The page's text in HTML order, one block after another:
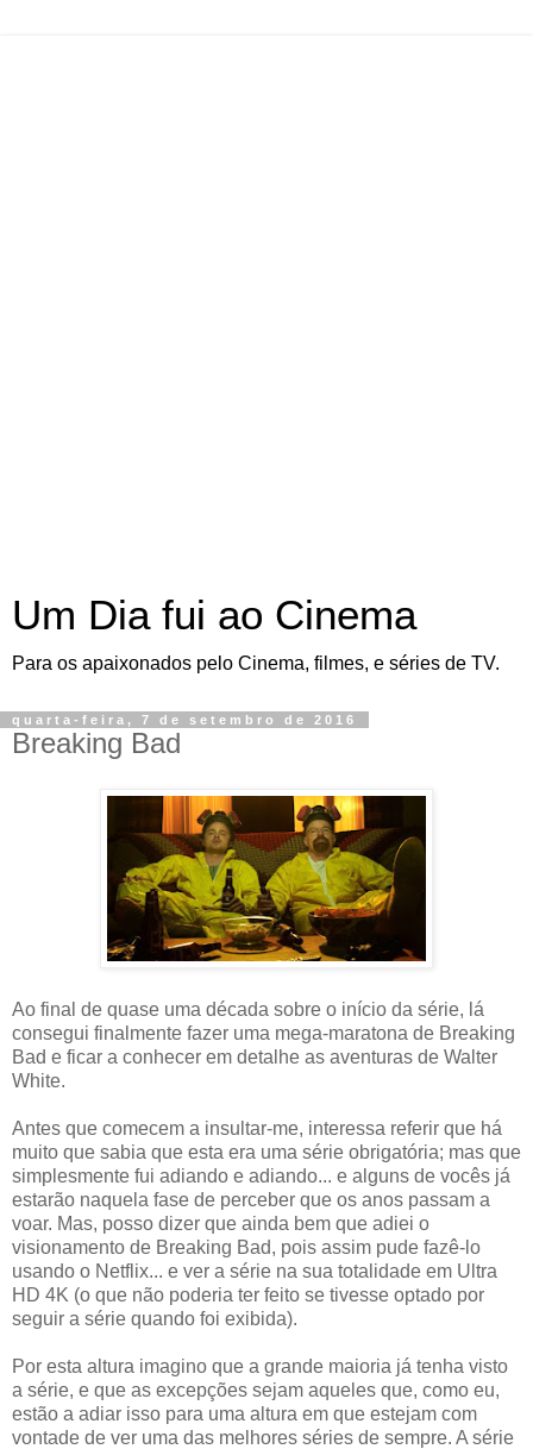
Um Dia fui ao Cinema
Para os apaixonados pelo Cinema, filmes, e séries de TV.
quarta-feira, 7 de setembro de 2016
Breaking Bad
Ao final de quase uma década sobre o início da série, lá
consegui finalmente fazer uma mega-maratona de Breaking
Bad e ficar a conhecer em detalhe as aventuras de Walter
White.
Antes que comecem a insultar-me, interessa referir que há
muito que sabia que esta era uma série obrigatória; mas que
simplesmente fui adiando e adiando... e alguns de vocês já
estarão naquela fase de perceber que os anos passam a
voar. Mas, posso dizer que ainda bem que adiei o
visionamento de Breaking Bad, pois assim pude fazê-lo
usando o Netflix... e ver a série na sua totalidade em Ultra
HD 4K (o que não poderia ter feito se tivesse optado por
seguir a série quando foi exibida).
Por esta altura imagino que a grande maioria já tenha visto
a série, e que as excepções sejam aqueles que, como eu,
estão a adiar isso para uma altura em que estejam com
vontade de ver uma das melhores séries de sempre. A série